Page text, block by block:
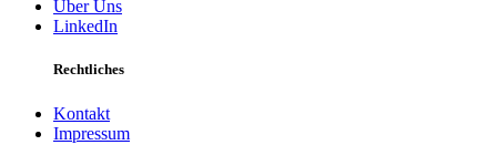
Über Uns
LinkedIn
Rechtliches
Kontakt
Impressum